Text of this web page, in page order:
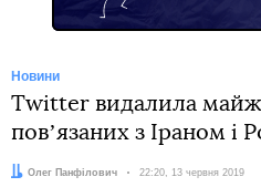
Новини
Twitter видалила
повʼязаних з Іраном і
Автор:
Олег Панфілович Дата:
22:20, 13 червня 2019